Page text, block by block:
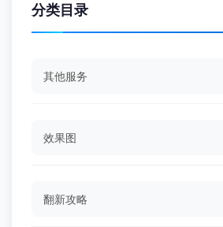
分类目录
其他服务
效果图
翻新攻略